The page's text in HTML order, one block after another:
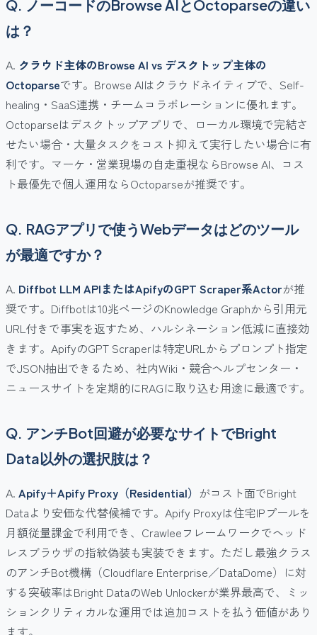
Q. ノーコードのBrowse AIとOctoparseの違い
は？
A. クラウド主体のBrowse AI vs デスクトップ主体の
Octoparseです。Browse AIはクラウドネイティブで、Self-
healing・SaaS連携・チームコラボレーションに優れます。
Octoparseはデスクトップアプリで、ローカル環境で完結さ
せたい場合・大量タスクをコスト抑えて実行したい場合に有
利です。マーケ・営業現場の自走重視ならBrowse AI、コス
ト最優先で個人運用ならOctoparseが推奨です。
Q. RAGアプリで使うWebデータはどのツール
が最適ですか？
A. Diffbot LLM APIまたはApifyのGPT Scraper系Actorが推
奨です。Diffbotは10兆ページのKnowledge Graphから引用元
URL付きで事実を返すため、ハルシネーション低減に直接効
きます。ApifyのGPT Scraperは特定URLからプロンプト指定
でJSON抽出できるため、社内Wiki・競合ヘルプセンター・
ニュースサイトを定期的にRAGに取り込む用途に最適です。
Q. アンチBot回避が必要なサイトでBright
Data以外の選択肢は？
A. Apify＋Apify Proxy（Residential） がコスト面でBright
Dataより安価な代替候補です。Apify Proxyは住宅IPプールを
月額従量課金で利用でき、Crawleeフレームワークでヘッド
レスブラウザの指紋偽装も実装できます。ただし最強クラス
のアンチBot機構（Cloudflare Enterprise／DataDome）に対
する突破率はBright DataのWeb Unlockerが業界最高で、ミッ
ションクリティカルな運用では追加コストを払う価値があり